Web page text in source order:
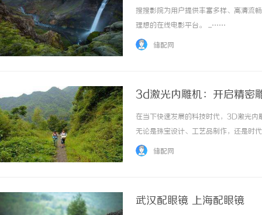
搜搜影院为用户提供丰富多样、高清流
理想的在线电影平台。 ...……
储配网
3d激光内雕机：开启精密
在当下快速发展的科技时代，3D激光
无论是珠宝设计、工艺品制作，还是时
本文将深入探讨3D激光内雕机的原理
储配网
武汉配眼镜 上海配眼镜